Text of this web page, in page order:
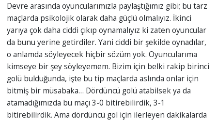
Devre arasında oyuncularımızla paylaştığımız gibi; bu tarz
maçlarda psikolojik olarak daha güçlü olmalıyız. İkinci
yarıya çok daha ciddi çıkıp oynamalıyız ki zaten oyuncular
da bunu yerine getirdiler. Yani ciddi bir şekilde oynadılar,
o anlamda söyleyecek hiçbir sözüm yok. Oyuncularıma
kimseye bir şey söyleyemem. Bizim için belki rakip birinci
golü bulduğunda, işte bu tip maçlarda aslında onlar için
bitmiş bir müsabaka… Dördüncü golü atabilsek ya da
atamadığımızda bu maçı 3-0 bitirebilirdik, 3-1
bitirebilirdik. Ama dördüncü gol için ilerleyen dakikalarda